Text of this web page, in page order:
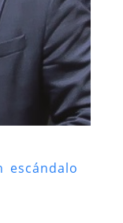
escándalo